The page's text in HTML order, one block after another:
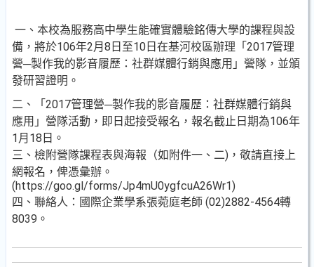
一、本校為服務高中學生能確實體驗銘傳大學的課程與設
備，將於106年2月8日至10日在基河校區辦理「2017管理
營─製作我的影音履歷：社群媒體行銷與應用」營隊，並頒
發研習證明。
二、「2017管理營─製作我的影音履歷：社群媒體行銷與
應用」營隊活動，即日起接受報名，報名截止日期為106年
1月18日。
三、檢附營隊課程表與海報（如附件一、二)，敬請直接上
網報名，俾憑彙辦。
(https://goo.gl/forms/Jp4mU0ygfcuA26Wr1)
四、聯絡人：國際企業學系張菀庭老師 (02)2882-4564轉
8039。